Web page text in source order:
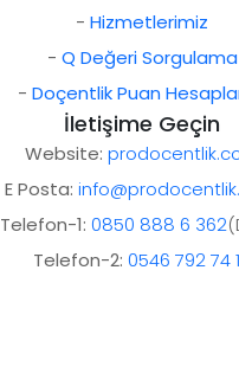
- Hizmetlerimiz
- Q Değeri Sorgulama
- Doçentlik Puan
İletişime Geçin
Website:
E Posta:
Telefon-1: 0850 888 6 362
Telefon-2: 0546 792 74